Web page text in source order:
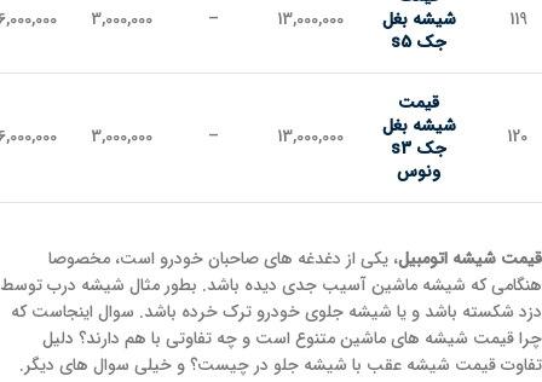
119
شیشه بغل
جک s5
13,000,000
–
3,000,000
120
قیمت
شیشه بغل
جک s3
ونوس
13,000,000
–
3,000,000
قیمت شیشه اتومبیل، یکی از دغدغه های صاحبان خودرو است، مخصوصا
هنگامی که شیشه ماشین آسیب جدی دیده باشد. بطور مثال شیشه درب توسط
دزد شکسته باشد و یا شیشه جلوی خودرو ترک خرده باشد. سوال اینجاست که
چرا قیمت شیشه های ماشین متنوع است و چه تفاوتی با هم دارند؟ دلیل
تفاوت قیمت شیشه عقب با شیشه جلو در چیست؟ و خیلی سوال های دیگر.